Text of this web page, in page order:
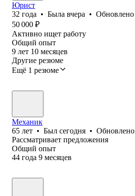
Юрист
32 года • Была вчера • Обновлено
50 000 ₽
Активно ищет работу
Общий опыт
9 лет 10 месяцев
Другие резюме
Ещё 1 резюме
Механик
65 лет • Был сегодня • Обновлено
Рассматривает предложения
Общий опыт
44 года 9 месяцев